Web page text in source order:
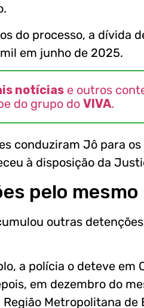
do processo, a dívida
em junho de 2025.
notícias e outros
do grupo do VIVA.
conduziram Jô para
à disposição da
pelo
outras
a polícia o deteve em
em dezembro do
Metropolitana de